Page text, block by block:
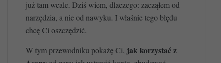
już tam wcale. Dziś wiem, dlaczego: zacząłem od
narzędzia, a nie od nawyku. I właśnie tego błędu
chcę Ci oszczędzić.
W tym przewodniku pokażę Ci, jak korzystać z